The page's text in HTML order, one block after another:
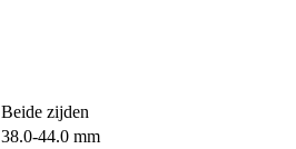
Beide zijden
38.0-44.0 mm